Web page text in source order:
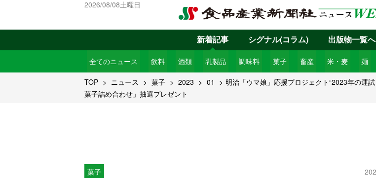
2026/08/08土曜日
新着記事
全てのニュース 飲料 酒類 乳製品 調味料 菓子 畜産 米・麦 麺
シグナル(コラム) 出版物一覧へ
TOP ニュース 菓子 2023 01
明治「ウマ娘」応援プロジェクト“2023年の運
菓子詰め合わせ」抽選プレゼント
菓子